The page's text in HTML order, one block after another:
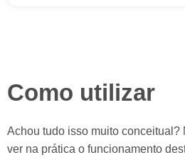
Como utilizar
Achou tudo isso muito conceitual?
ver na prática o funcionamento